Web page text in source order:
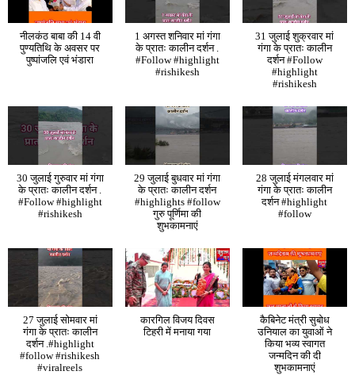
नीलकंठ बाबा की 14 वी
पुण्यतिथि के अवसर पर
पुष्पांजलि एवं भंडारा
1 अगस्त शनिवार मां गंगा
के प्रातः कालीन दर्शन .
#Follow #highlight
#rishikesh
31 जुलाई शुक्रवार मां
गंगा के प्रातः कालीन
दर्शन #Follow
#highlight
#rishikesh
30 जुलाई गुरुवार मां गंगा
के प्रातः कालीन दर्शन .
#Follow #highlight
#rishikesh
29 जुलाई बुधवार मां गंगा
के प्रातः कालीन दर्शन
#highlights #follow
गुरु पूर्णिमा की
शुभकामनाएं
28 जुलाई मंगलवार मां
गंगा के प्रातः कालीन
दर्शन #highlight
#follow
27 जुलाई सोमवार मां
गंगा के प्रातः कालीन
दर्शन .#highlight
#follow #rishikesh
#viralreels
कारगिल विजय दिवस
टिहरी में मनाया गया
कैबिनेट मंत्री सुबोध
उनियाल का युवाओं ने
किया भव्य स्वागत
जन्मदिन की दी
शुभकामनाएं